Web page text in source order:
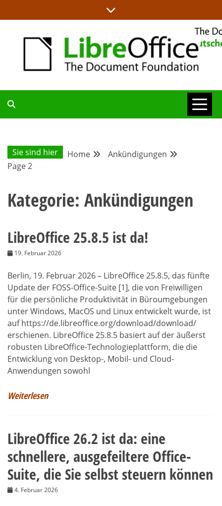
to
DEUTSCHER
COMMUNITY-
Sie sind hier Home
Ankündigungen
Page 2
Kategorie: Ankündigungen
LibreOffice 25.8.5 ist da!
19. Februar 2026
Berlin, 19. Februar 2026 – LibreOffice 25.8.5, das fünfte
Update der FOSS-Office-Suite [1], die von Freiwilligen
für die persönliche Produktivität in Büroumgebungen
unter Windows, MacOS und Linux entwickelt wurde, ist
auf https://de.libreoffice.org/download/download/
erschienen. LibreOffice 25.8.5 basiert auf der äußerst
robusten LibreOffice-Technologieplattform, die die
Entwicklung von Desktop-, Mobil- und Cloud-
Anwendungen sowohl
Weiterlesen
LibreOffice 26.2 ist da: eine
schnellere, ausgefeiltere Office-
Suite, die Sie selbst steuern können
4. Februar 2026